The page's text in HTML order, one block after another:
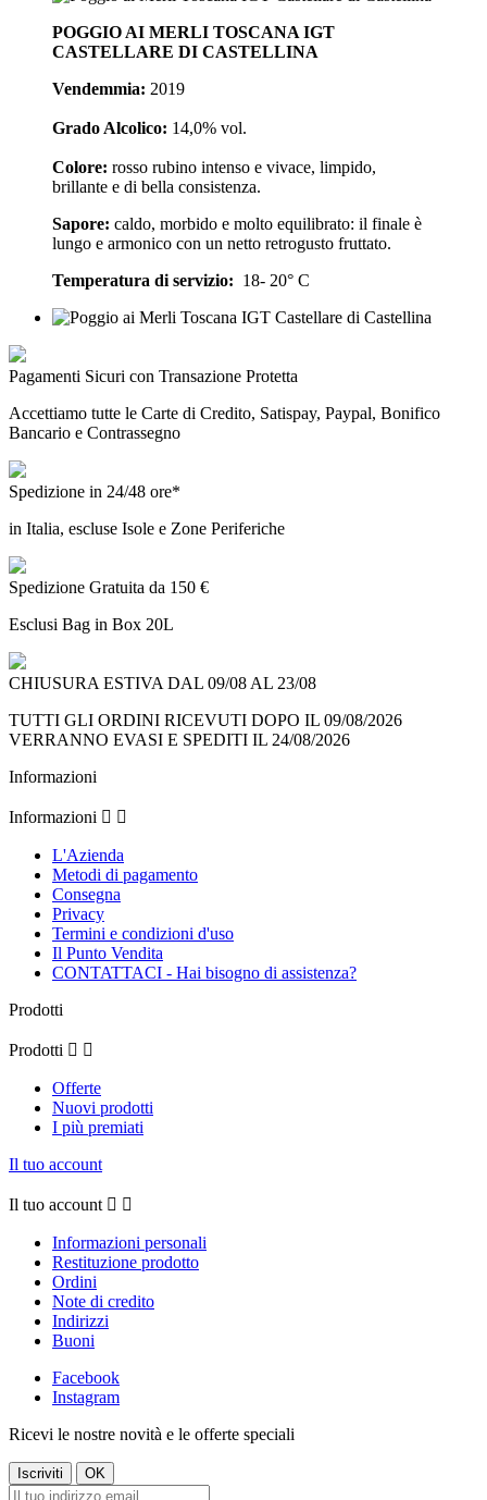
POGGIO AI MERLI TOSCANA IGT
CASTELLARE DI CASTELLINA
Vendemmia: 2019
Grado Alcolico: 14,0% vol.
Colore: rosso rubino intenso e vivace, limpido,
brillante e di bella consistenza.
Sapore: caldo, morbido e molto equilibrato: il finale è
lungo e armonico con un netto retrogusto fruttato.
Temperatura di servizio: 18- 20° C
Pagamenti Sicuri con Transazione Protetta
Accettiamo tutte le Carte di Credito, Satispay, Paypal, Bonifico
Bancario e Contrassegno
Spedizione in 24/48 ore*
in Italia, escluse Isole e Zone Periferiche
Spedizione Gratuita da 150 €
Esclusi Bag in Box 20L
CHIUSURA ESTIVA DAL 09/08 AL 23/08
TUTTI GLI ORDINI RICEVUTI DOPO IL 09/08/2026
VERRANNO EVASI E SPEDITI IL 24/08/2026
Informazioni
Informazioni  
L'Azienda
Metodi di pagamento
Consegna
Privacy
Termini e condizioni d'uso
Il Punto Vendita
CONTATTACI - Hai bisogno di assistenza?
Prodotti
Prodotti  
Offerte
Nuovi prodotti
I più premiati
Il tuo account
Il tuo account  
Informazioni personali
Restituzione prodotto
Ordini
Note di credito
Indirizzi
Buoni
Facebook
Instagram
Ricevi le nostre novità e le offerte speciali